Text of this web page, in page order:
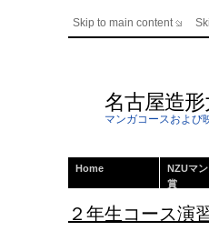
Skip to main content
名古屋造
マンガコースおよび
Home
NZUマ
賞
２年生コース演